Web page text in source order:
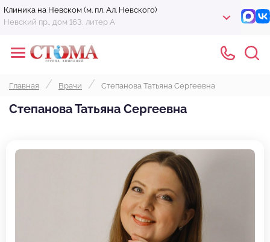
Клиника на Невском (м. пл. Ал. Невского)
Невский пр., дом 163, литер А
Главная Врачи Степанова Татьяна Сергеевна
Степанова Татьяна Сергеевна